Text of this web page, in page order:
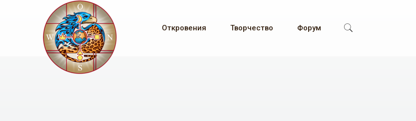
Откровения Творчество Форум